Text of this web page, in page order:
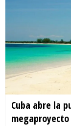
Cuba abre la